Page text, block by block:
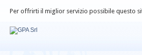
Per offrirti il miglior servizio possibile questo